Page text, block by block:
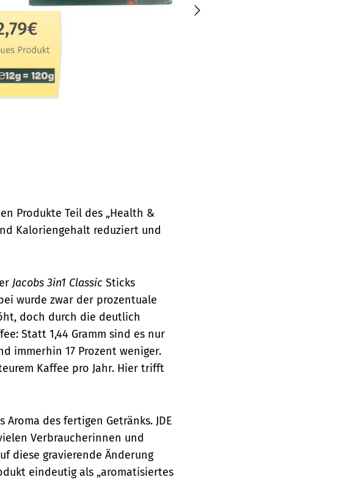
Produkte Teil des „Health &
Kaloriengehalt reduziert und
Jacobs 3in1 Classic Sticks
wurde zwar der prozentuale
doch durch die deutlich
Statt 1,44 Gramm sind es nur
immerhin 17 Prozent weniger.
Kaffee pro Jahr. Hier trifft
des fertigen Getränks. JDE
Verbraucherinnen und
diese gravierende Änderung
eindeutig als „aromatisiertes